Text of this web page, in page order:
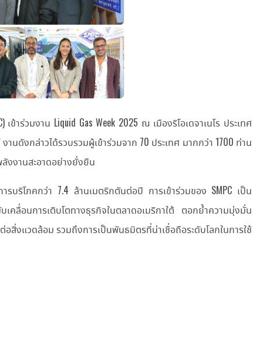
ร่วมงาน Liquid Gas Week 2025 ณ เมืองริโอเดจาเนโร ประเทศ
งานดังกล่าวได้รวบรวมผู้เข้าร่วมจาก 70 ประเทศ มากกว่า 1700 ท่าน
งงานสะอาดอย่างยั่งยืน
บริโภคกว่า 7.4 ล้านเมตริกตันต่อปี การเข้าร่วมของ SMPC เป็น
ลื่อนการเติบโตทางธุรกิจในตลาดอเมริกาใต้ ตอกย้ำความมุ่งมั่น
สิ่งแวดล้อม รวมถึงการเป็นพันธมิตรที่น่าเชื่อถือระดับโลกในการใช้